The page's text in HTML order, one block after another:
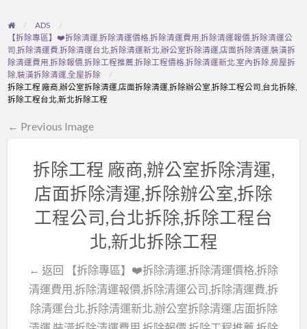
ADS
【拆除專區】❤️拆除清運,拆除清運價格,拆除清運費用,拆除清運報價,拆除清運公
司,拆除清運費,拆除清運台北,拆除清運新北,辦公室拆除清運,店面拆除清運,裝潢拆
除清運費用,拆除報價,拆除工程推薦,拆除工程價格,拆除清運新北,室內拆除,房屋拆
除,裝潢拆除清運,全屋拆除
拆除工程 廠商,辦公室拆除清運,店面拆除清運,拆除辦公室,拆除工程公司,台北拆除,
拆除工程台北,新北拆除工程
← Previous Image
拆除工程 廠商,辦公室拆除清運,
店面拆除清運,拆除辦公室,拆除
工程公司,台北拆除,拆除工程台
北,新北拆除工程
← 返回 【拆除專區】❤️拆除清運,拆除清運價格,拆除
清運費用,拆除清運報價,拆除清運公司,拆除清運費,拆
除清運台北,拆除清運新北,辦公室拆除清運,店面拆除